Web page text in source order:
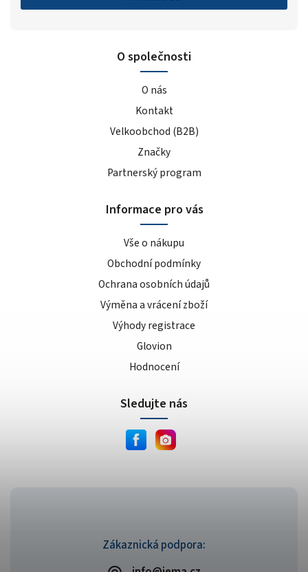
Zákaznická podpora:
O společnosti
O nás
Kontakt
Velkoobchod (B2B)
Značky
Partnerský program
Informace pro vás
Vše o nákupu
Obchodní podmínky
Ochrana osobních údajů
Výměna a vrácení zboží
Výhody registrace
Glovion
Hodnocení
Sledujte nás